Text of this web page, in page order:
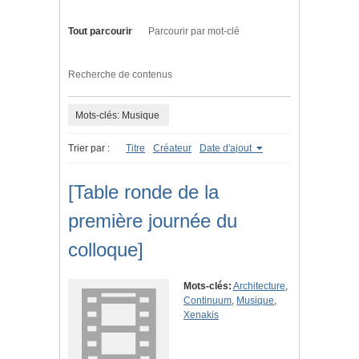
Tout parcourir Parcourir par mot-clé
Recherche de contenus
Mots-clés: Musique
Trier par : Titre Créateur Date d'ajout
[Table ronde de la
première journée du
colloque]
Mots-clés: Architecture,
Continuum, Musique,
Xenakis